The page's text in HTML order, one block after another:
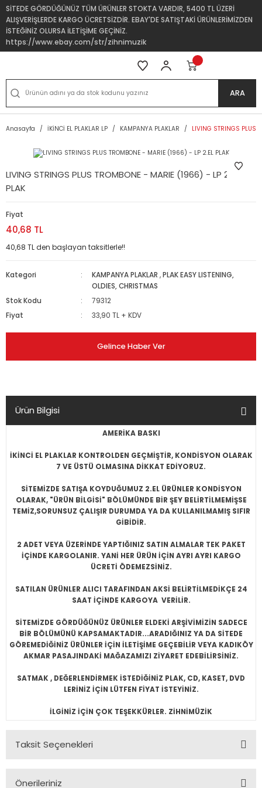
SİTEDE GÖRDÜĞÜNÜZ TÜM ÜRÜNLER STOKTA VARDIR, 5400 TL ÜZERİ
ALIŞVERİŞLERDE KARGO ÜCRETSİZDİR. EBAY'DE SATIŞTAKİ ÜRÜNLERİMİZDEN
İSTEĞİNİZ OLURSA İLETİŞİME GEÇİNİZ.
https://www.ebay.com/str/zihnimuzik
ARA
Anasayfa İKİNCİ EL PLAKLAR LP KAMPANYA PLAKLAR LIVING STRINGS PLUS
LIVING STRINGS PLUS TROMBONE - MARIE (1966) - LP 2.EL
PLAK
Fiyat
40,68 TL
40,68 TL den başlayan taksitlerle!!
Kategori KAMPANYA PLAKLAR ,PLAK EASY LISTENING,
OLDIES, CHRISTMAS
Stok Kodu
79312
Fiyat
33,90 TL + KDV
Gelince Haber Ver
Ürün Bilgisi
AMERİKA BASKI
İKİNCİ EL PLAKLAR KONTROLDEN GEÇMİŞTİR, KONDİSYON OLARAK
7 VE ÜSTÜ OLMASINA DİKKAT EDİYORUZ.
SİTEMİZDE SATIŞA KOYDUĞUMUZ 2.EL ÜRÜNLER KONDİSYON
OLARAK, "ÜRÜN BİLGİSİ" BÖLÜMÜNDE BİR ŞEY BELİRTİLMEMİŞSE
TEMİZ,SORUNSUZ ÇALIŞIR DURUMDA YA DA KULLANILMAMIŞ SIFIR
GİBİDİR.
2 ADET VEYA ÜZERİNDE YAPTIĞINIZ SATIN ALMALAR TEK PAKET
İÇİNDE KARGOLANIR. YANİ HER ÜRÜN İÇİN AYRI AYRI KARGO
ÜCRETİ ÖDEMEZSİNİZ.
SATILAN ÜRÜNLER ALICI TARAFINDAN AKSİ BELİRTİLMEDİKÇE 24
SAAT İÇİNDE KARGOYA VERİLİR.
SİTEMİZDE GÖRDÜĞÜNÜZ ÜRÜNLER ELDEKİ ARŞİVİMİZİN SADECE
BİR BÖLÜMÜNÜ KAPSAMAKTADIR...ARADIĞINIZ YA DA SİTEDE
GÖREMEDİĞİNİZ ÜRÜNLER İÇİN İLETİŞİME GEÇEBİLİR VEYA KADIKÖY
AKMAR PASAJINDAKİ MAĞAZAMIZI ZİYARET EDEBİLİRSİNİZ.
SATMAK , DEĞERLENDİRMEK İSTEDİĞİNİZ PLAK, CD, KASET, DVD
LERİNİZ İÇİN LÜTFEN FİYAT İSTEYİNİZ.
İLGİNİZ İÇİN ÇOK TEŞEKKÜRLER. ZİHNİMÜZİK
Taksit Seçenekleri
Önerileriniz